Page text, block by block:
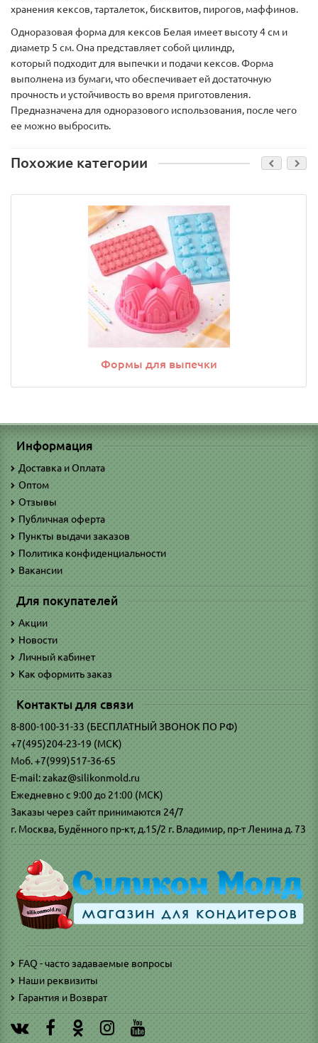
хранения кексов, тарталеток, бисквитов, пирогов, маффинов.
Одноразовая форма для кексов Белая имеет высоту 4 см и
диаметр 5 см. Она представляет собой цилиндр,
который подходит для выпечки и подачи кексов. Форма
выполнена из бумаги, что обеспечивает ей достаточную
прочность и устойчивость во время приготовления.
Предназначена для одноразового использования, после чего
ее можно выбросить.
Похожие категории
Формы для выпечки
Информация
Доставка и Оплата
Оптом
Отзывы
Публичная оферта
Пункты выдачи заказов
Политика конфиденциальности
Вакансии
Для покупателей
Акции
Новости
Личный кабинет
Как оформить заказ
Контакты для связи
8-800-100-31-33 (БЕСПЛАТНЫЙ ЗВОНОК ПО РФ)
+7(495)204-23-19 (МСК)
Моб. +7(999)517-36-65
E-mail: zakaz@silikonmold.ru
Ежедневно с 9:00 до 21:00 (МСК)
Заказы через сайт принимаются 24/7
г. Москва, Будённого пр-кт, д.15/2 г. Владимир, пр-т Ленина д. 73
FAQ - часто задаваемые вопросы
Наши реквизиты
Гарантия и Возврат